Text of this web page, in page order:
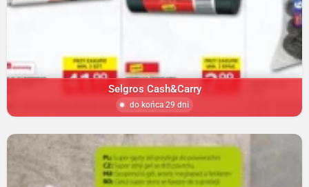
Selgros Cash&Carry
do końca 29 dni